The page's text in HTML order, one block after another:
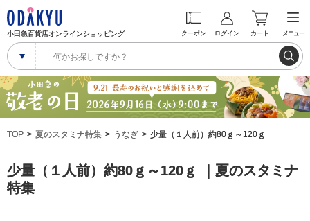
小田急百貨店オンラインショッピング クーポン ログイン カート メニュー
TOP 夏のスタミナ特集 うなぎ 少量（１人前）約80ｇ～120ｇ
少量（１人前）約80ｇ～120ｇ ｜夏のスタミナ
特集